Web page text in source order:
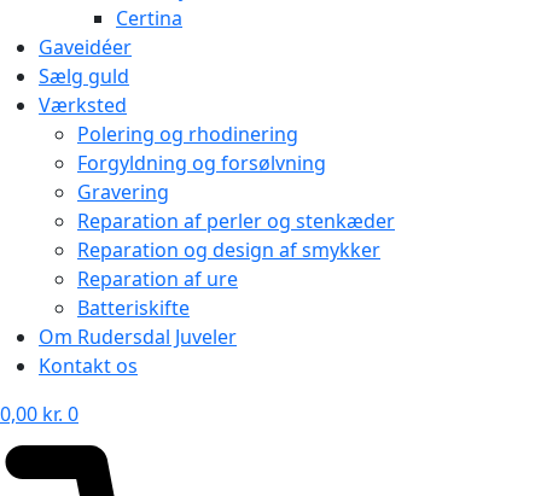
Certina
Gaveidéer
Sælg guld
Værksted
Polering og rhodinering
Forgyldning og forsølvning
Gravering
Reparation af perler og stenkæder
Reparation og design af smykker
Reparation af ure
Batteriskifte
Om Rudersdal Juveler
Kontakt os
0,00 kr. 0